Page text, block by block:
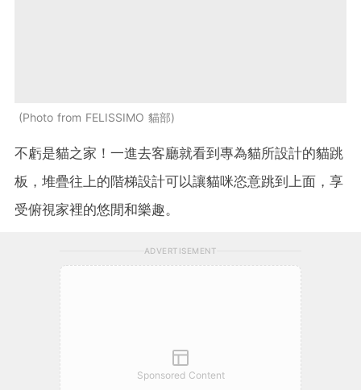
Photo from FELISSIMO 貓部
不虧是貓之家！一進去客廳就看到專為貓所設計的貓跳
板，堆疊往上的階梯設計可以讓貓咪恣意跳到上面，享
受俯視家裡的悠閒和樂趣。
ADVERTISEMENT
Sponsored Content